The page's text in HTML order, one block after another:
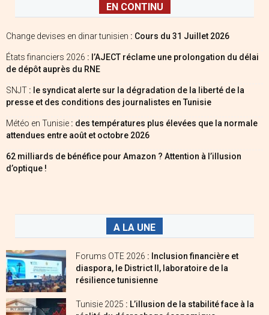
EN CONTINU
Change devises en dinar tunisien : Cours du 31 Juillet 2026
États financiers 2026 : l’AJECT réclame une prolongation du délai
de dépôt auprès du RNE
SNJT : le syndicat alerte sur la dégradation de la liberté de la
presse et des conditions des journalistes en Tunisie
Météo en Tunisie : des températures plus élevées que la normale
attendues entre août et octobre 2026
62 milliards de bénéfice pour Amazon ? Attention à l’illusion
d’optique !
A LA UNE
Forums OTE 2026 : Inclusion financière et
diaspora, le District II, laboratoire de la
résilience tunisienne
Tunisie 2025 : L’illusion de la stabilité face à la